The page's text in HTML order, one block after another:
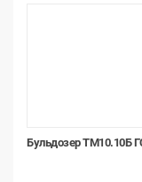
Бульдозер ТМ10.10Б